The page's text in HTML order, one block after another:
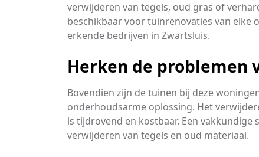
verwijderen van tegels, oud gras of
beschikbaar voor tuinrenovaties van elke
erkende bedrijven in Zwartsluis.
Herken de problemen
Bovendien zijn de tuinen bij deze
onderhoudsarme oplossing. Het
is tijdrovend en kostbaar. Een
verwijderen van tegels en oud materiaal.